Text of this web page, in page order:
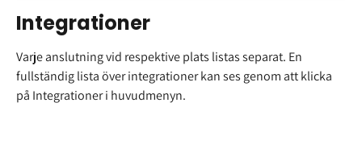
Integrationer
Varje anslutning vid respektive plats listas separat. En
fullständig lista över integrationer kan ses genom att klicka
på Integrationer i huvudmenyn.